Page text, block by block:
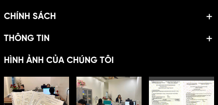
CHÍNH SÁCH
THÔNG TIN
HÌNH ẢNH CỦA CHÚNG TÔI